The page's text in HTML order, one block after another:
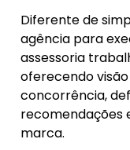
Diferente de
agência para
assessoria
oferecendo
concorrência,
recomendações
marca.